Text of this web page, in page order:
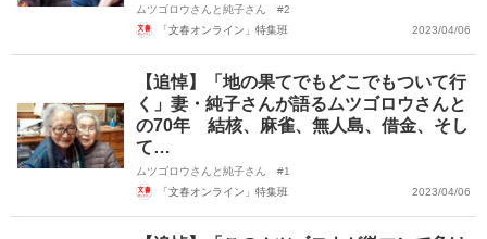
ムツゴロウさんと純子さん #2
「文春オンライン」特集班
2023/04/06
【追悼】「地の果てでもどこでもついて行
く」妻・純子さんが語るムツゴロウさんと
の70年 結核、麻雀、無人島、借金、そし
て…
ムツゴロウさんと純子さん #1
「文春オンライン」特集班
2023/04/06